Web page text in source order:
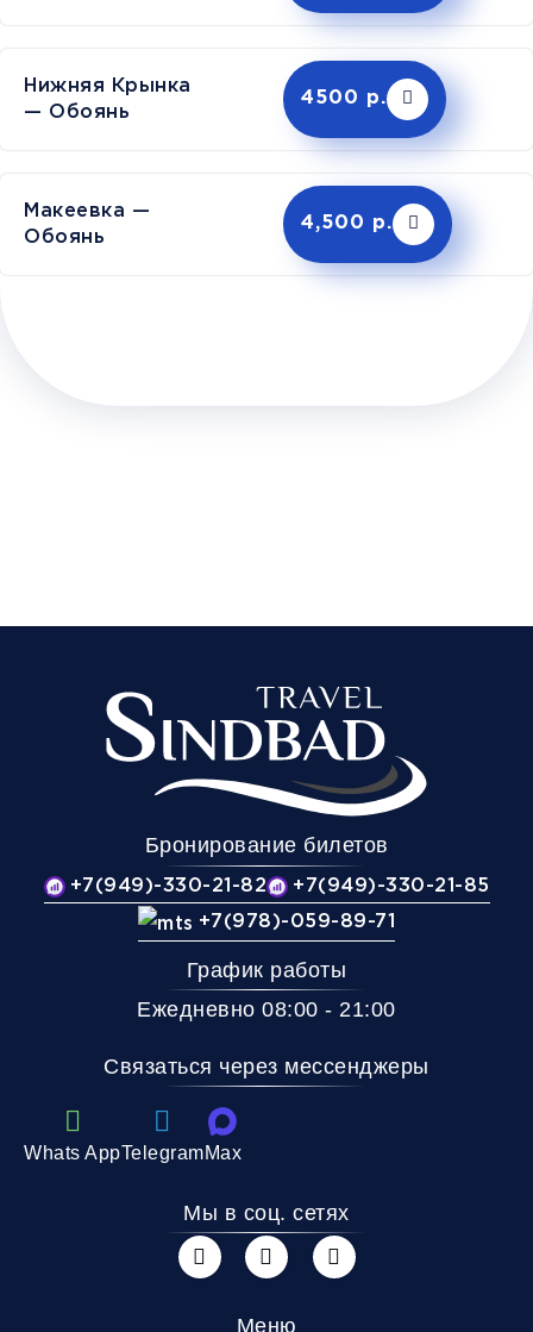
Нижняя Крынка
— Обоянь
4500 р.
Макеевка —
Обоянь
4,500 р.
Бронирование билетов
+7(949)-330-21-82
+7(949)-330-21-85
+7(978)-059-89-71
График работы
Ежедневно 08:00 - 21:00
Связаться через мессенджеры
Whats AppTelegramMax
Мы в соц. сетях
Меню